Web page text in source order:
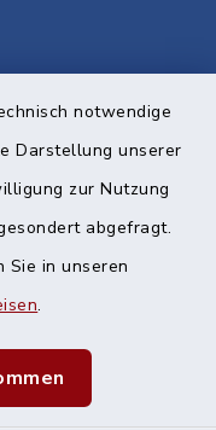
notwendige
Darstellung unserer
zur Nutzung
abgefragt.
Sie in unseren
.